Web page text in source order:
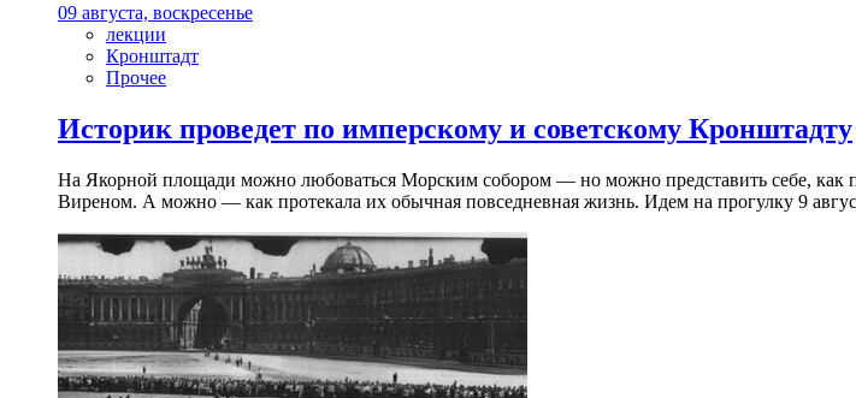
09 августа, воскресенье
лекции
Кронштадт
Прочее
Историк проведет по имперскому и советскому Кронштадту
На Якорной площади можно любоваться Морским собором — но можно представить себе, как
Виреном. А можно — как протекала их обычная повседневная жизнь. Идем на прогулку 9